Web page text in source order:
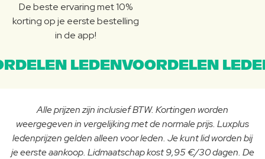
De beste ervaring met 10%
korting op je eerste bestelling
in de app!
LEDENVOORDELEN
Alle prijzen zijn inclusief BTW. Kortingen worden
weergegeven in vergelijking met de normale prijs. Luxplus
ledenprijzen gelden alleen voor leden. Je kunt lid worden bij
je eerste aankoop. Lidmaatschap kost 9,95 €/30 dagen. De